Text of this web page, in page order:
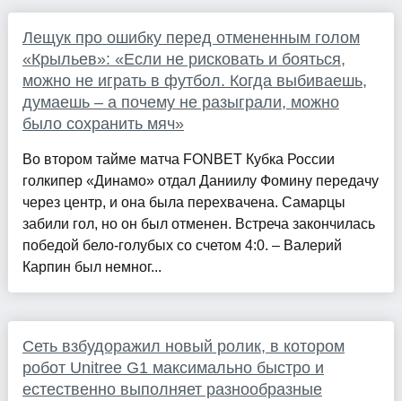
Лещук про ошибку перед отмененным голом
«Крыльев»: «Если не рисковать и бояться,
можно не играть в футбол. Когда выбиваешь,
думаешь – а почему не разыграли, можно
было сохранить мяч»
Во втором тайме матча FONBET Кубка России
голкипер «Динамо» отдал Даниилу Фомину передачу
через центр, и она была перехвачена. Самарцы
забили гол, но он был отменен. Встреча закончилась
победой бело-голубых со счетом 4:0. – Валерий
Карпин был немног...
Сеть взбудоражил новый ролик, в котором
робот Unitree G1 максимально быстро и
естественно выполняет разнообразные